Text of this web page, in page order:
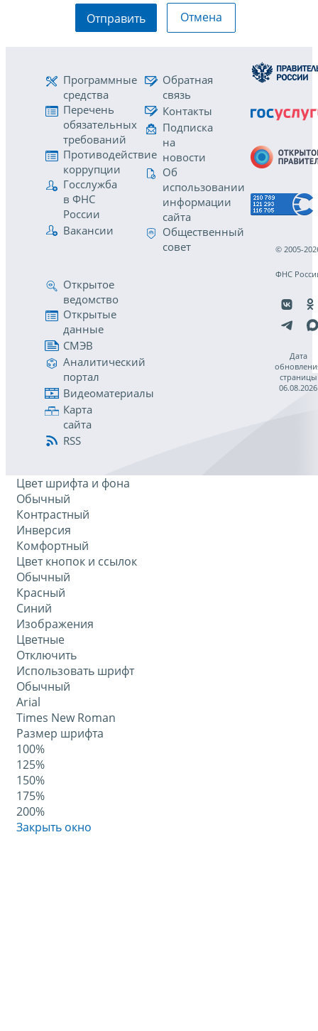
Отправить Отмена
Программные
средства
Перечень
обязательных
требований
Противодействие
коррупции
Госслужба
в ФНС
России
Вакансии
Обратная
связь
Контакты
Подписка
на
новости
Об
использовании
информации
сайта
Общественный
совет
Открытое
ведомство
Открытые
данные
СМЭВ
Аналитический
портал
Видеоматериалы
Карта
сайта
RSS
© 2005-
ФНС
Дата
страницы
06.08.2026
Цвет шрифта и фона
Обычный
Контрастный
Инверсия
Комфортный
Цвет кнопок и ссылок
Обычный
Красный
Синий
Изображения
Цветные
Отключить
Использовать шрифт
Обычный
Arial
Times New Roman
Размер шрифта
100%
125%
150%
175%
200%
Закрыть окно